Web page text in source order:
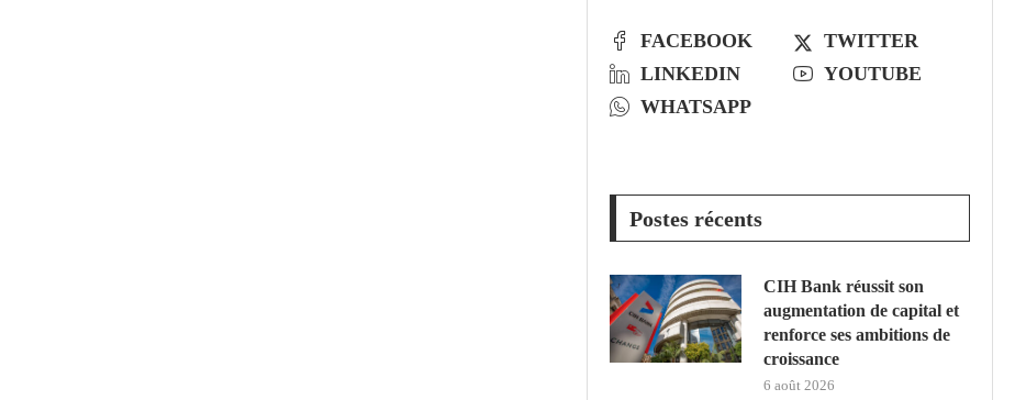
FACEBOOK
TWITTER
LINKEDIN
YOUTUBE
WHATSAPP
Postes récents
CIH Bank réussit son
augmentation de capital et
renforce ses ambitions de
croissance
6 août 2026